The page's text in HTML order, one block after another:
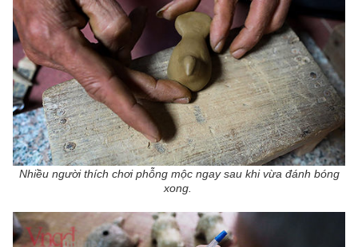
Nhiều người thích chơi phỗng mộc ngay sau khi vừa đánh bóng
xong.